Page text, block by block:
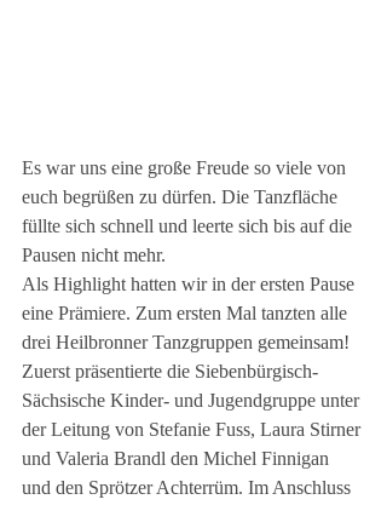
Es war uns eine große Freude so viele von
euch begrüßen zu dürfen. Die Tanzfläche
füllte sich schnell und leerte sich bis auf die
Pausen nicht mehr.
Als Highlight hatten wir in der ersten Pause
eine Prämiere. Zum ersten Mal tanzten alle
drei Heilbronner Tanzgruppen gemeinsam!
Zuerst präsentierte die Siebenbürgisch-
Sächsische Kinder- und Jugendgruppe unter
der Leitung von Stefanie Fuss, Laura Stirner
und Valeria Brandl den Michel Finnigan
und den Sprötzer Achterrüm. Im Anschluss